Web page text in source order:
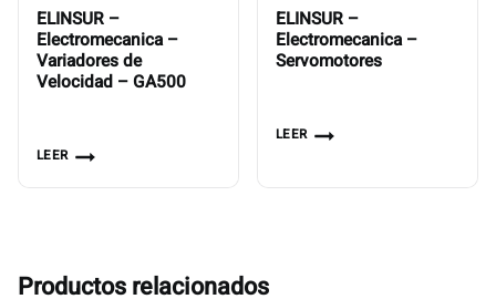
ELINSUR –
Electromecanica –
Variadores de
Velocidad – GA500
LEER
ELINSUR –
Electromecanica –
Servomotores
LEER
Productos relacionados